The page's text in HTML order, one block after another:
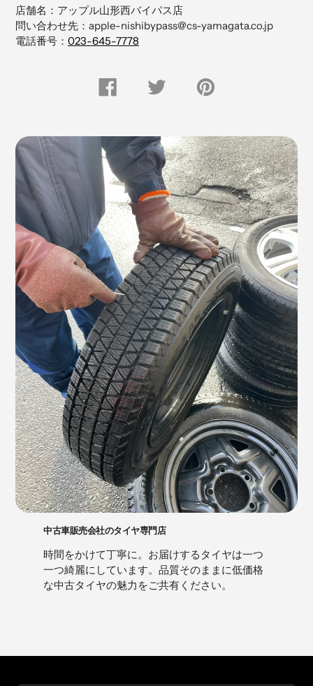
る
店舗名：アップル山形西バイパス店
問い合わせ先：apple-nishibypass@cs-yamagata.co.jp
電話番号： 023-645-7778
FACEBOOK
で
Twitter
Pinterest
に
す
る
中古車販売会社のタイヤ専門店
時間をかけて丁寧に。お届けするタイヤは一つ
一つ綺麗にしています。品質そのままに低価格
な中古タイヤの魅力をご共有ください。